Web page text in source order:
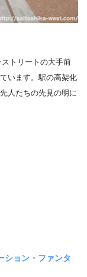
トリートの大手前
います。駅の高架化
人たちの先見の明に
ション・ファンタ